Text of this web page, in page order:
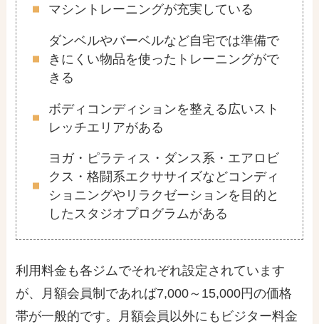
マシントレーニングが充実している
ダンベルやバーベルなど自宅では準備で
きにくい物品を使ったトレーニングがで
きる
ボディコンディションを整える広いスト
レッチエリアがある
ヨガ・ピラティス・ダンス系・エアロビ
クス・格闘系エクササイズなどコンディ
ショニングやリラクゼーションを目的と
したスタジオプログラムがある
利用料金も各ジムでそれぞれ設定されています
が、月額会員制であれば7,000～15,000円の価格
帯が一般的です。月額会員以外にもビジター料金